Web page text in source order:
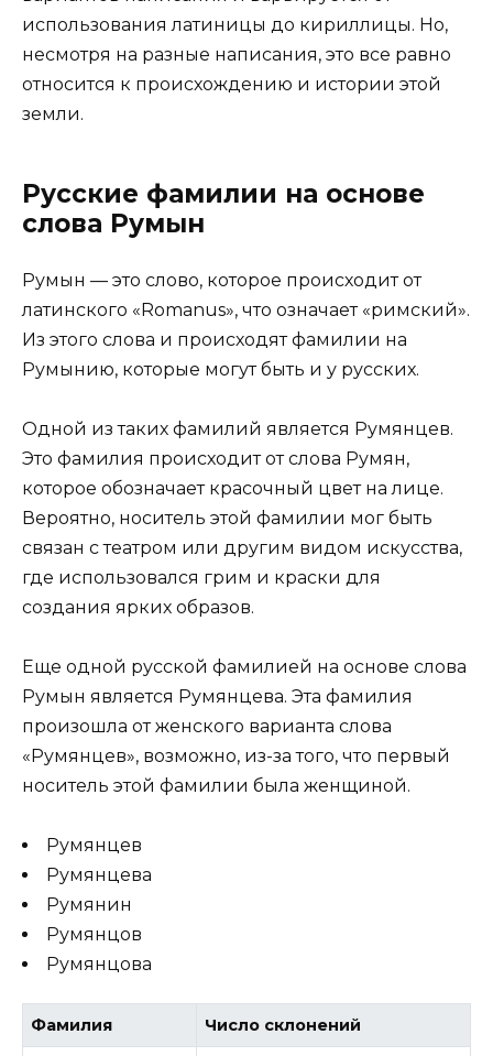
использования латиницы до кириллицы. Но,
несмотря на разные написания, это все равно
относится к происхождению и истории этой
земли.
Русские фамилии на основе
слова Румын
Румын — это слово, которое происходит от
латинского «Romanus», что означает «римский».
Из этого слова и происходят фамилии на
Румынию, которые могут быть и у русских.
Одной из таких фамилий является Румянцев.
Это фамилия происходит от слова Румян,
которое обозначает красочный цвет на лице.
Вероятно, носитель этой фамилии мог быть
связан с театром или другим видом искусства,
где использовался грим и краски для
создания ярких образов.
Еще одной русской фамилией на основе слова
Румын является Румянцева. Эта фамилия
произошла от женского варианта слова
«Румянцев», возможно, из-за того, что первый
носитель этой фамилии была женщиной.
Румянцев
Румянцева
Румянин
Румянцов
Румянцова
Фамилия Число склонений